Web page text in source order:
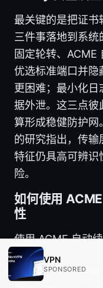
最关键的是把证书
三件事落地到系
固定轮转、ACME
优选标准端口并隐
更困难；最小化
据外泄。这三点彼
算形成稳健防护
的研究指出，传
特征仍具高可辨识
险。
如何使用
性
使用 ACME 自动
奏和零人工干预
轮换，续期失败
VPN
SPONSORED